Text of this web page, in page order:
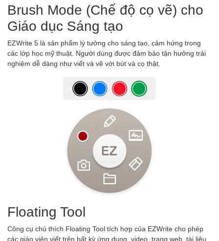
Brush Mode (Chế độ cọ vẽ) cho
Giáo dục Sáng tạo
EZWrite 5 là sản phẩm lý tưởng cho sáng tạo, cảm hứng trong
các lớp học mỹ thuật. Người dùng được đảm bảo tận hưởng trải
nghiệm dễ dàng như viết và vẽ với bút và cọ thật.
Floating Tool
Công cụ chú thích Floating Tool tích hợp của EZWrite cho phép
các giáo viên viết trên bất kỳ ứng dụng, video, trang web, tài liệu